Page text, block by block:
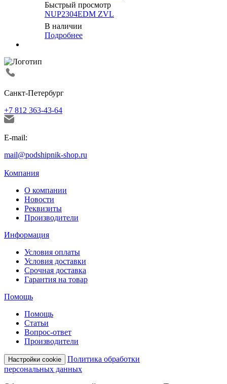
Быстрый просмотр
NUP2304EDM ZVL
В наличии
Подробнее
Санкт-Петербург
+7 812 363-43-64
E-mail:
mail@podshipnik-shop.ru
Компания
О компании
Новости
Реквизиты
Производители
Информация
Условия оплаты
Условия доставки
Срочная доставка
Гарантия на товар
Помощь
Помощь
Статьи
Вопрос-ответ
Производители
Настройки cookie
Политика обработки
персональных данных